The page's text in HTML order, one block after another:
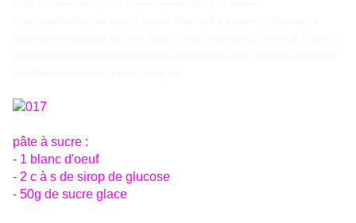
pâte à sucre :
- 1 blanc d'oeuf
- 2 c à s de sirop de glucose
- 50g de sucre glace